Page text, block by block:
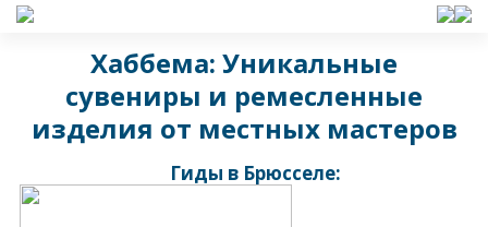
Хаббема: Уникальные
сувениры и ремесленные
изделия от местных мастеров
Гиды в Брюсселе: